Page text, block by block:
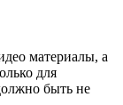
материалы, а
для
быть не